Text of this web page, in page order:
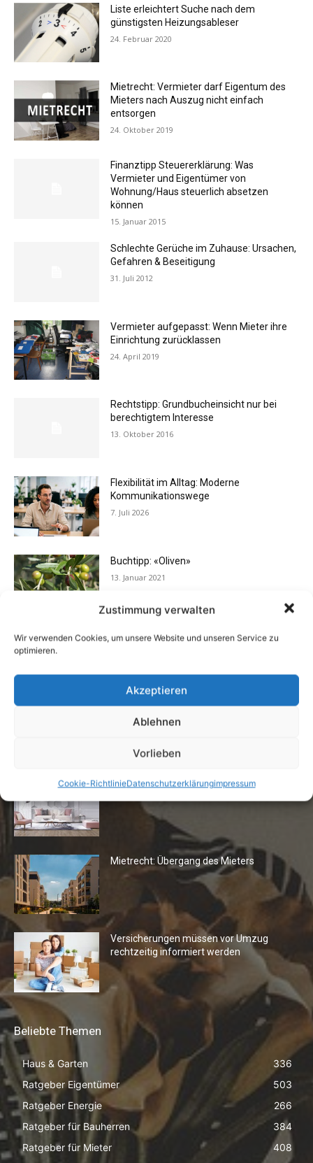
Zustimmung verwalten
Wir verwenden Cookies, um unsere Website und unseren Service zu
optimieren.
Akzeptieren
Ablehnen
Vorlieben
Cookie-RichtlinieDatenschutzerklärungimpressum
Liste erleichtert Suche nach dem
günstigsten Heizungsableser
24. Februar 2020
Mietrecht: Vermieter darf Eigentum des
Mieters nach Auszug nicht einfach
entsorgen
24. Oktober 2019
Finanztipp Steuererklärung: Was
Vermieter und Eigentümer von
Wohnung/Haus steuerlich absetzen
können
15. Januar 2015
Schlechte Gerüche im Zuhause: Ursachen,
Gefahren & Beseitigung
31. Juli 2012
Vermieter aufgepasst: Wenn Mieter ihre
Einrichtung zurücklassen
24. April 2019
Rechtstipp: Grundbucheinsicht nur bei
berechtigtem Interesse
13. Oktober 2016
Flexibilität im Alltag: Moderne
Kommunikationswege
7. Juli 2026
Buchtipp: «Oliven»
13. Januar 2021
Eigentümergemeinschaft zahlt
Die Redaktion empfiehlt
Fototapeten: Neuer Look fürs
Mietrecht: Übergang des Mieters
Versicherungen müssen vor Umzug
rechtzeitig informiert werden
Beliebte Themen
Haus & Garten
336
Ratgeber Eigentümer
503
Ratgeber Energie
266
Ratgeber für Bauherren
384
Ratgeber für Mieter
408